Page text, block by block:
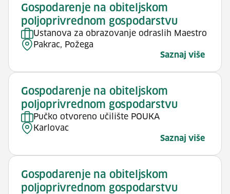
Gospodarenje na obiteljskom
poljoprivrednom gospodarstvu
Ustanova za obrazovanje odraslih Maestro
Pakrac, Požega
Saznaj više
Gospodarenje na obiteljskom
poljoprivrednom gospodarstvu
Pučko otvoreno učilište POUKA
Karlovac
Saznaj više
Gospodarenje na obiteljskom
poljoprivrednom gospodarstvu